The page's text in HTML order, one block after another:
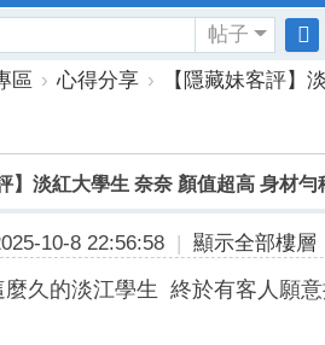
帖子
搜
區 › 心得分享 ›
【隱藏妹客評】
】淡紅大學生 奈奈 顏值超高 身材勻
10-8 22:56:58 | 顯示全部樓層
麼久的淡江學生 終於有客人願